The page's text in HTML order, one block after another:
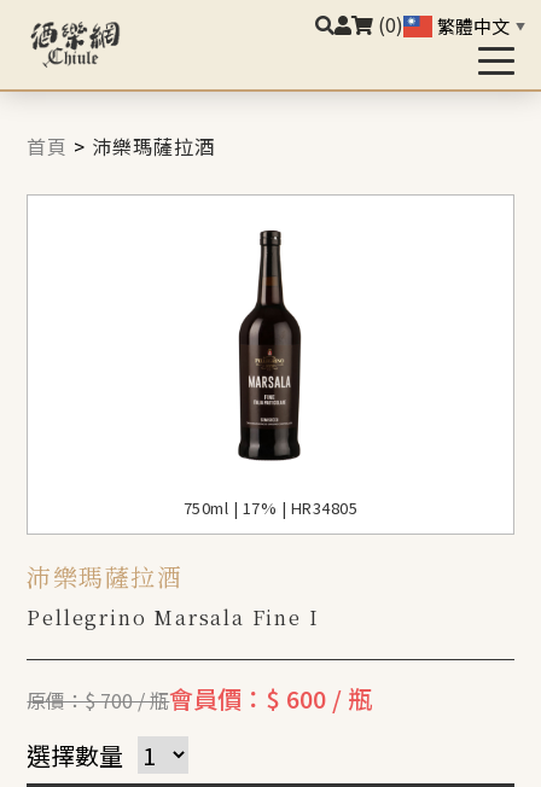
(0) 繁體中文 ▼
首頁 > 沛樂瑪薩拉酒
750ml | 17% | HR34805
沛樂瑪薩拉酒
Pellegrino Marsala Fine I
原價：$ 700 / 瓶會員價：$ 600 / 瓶
選擇數量